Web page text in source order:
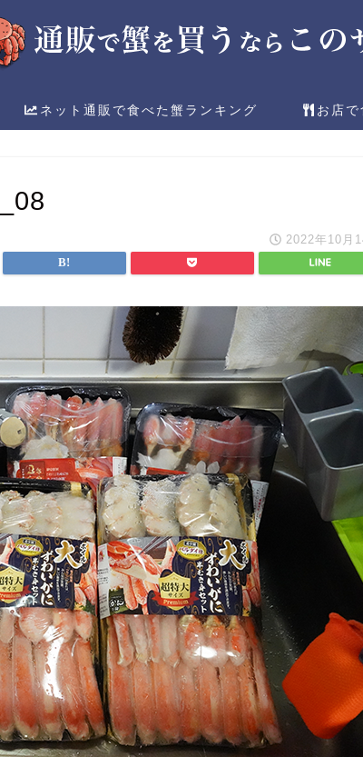
ネット通販で食べた蟹ランキング お店
2022年10月